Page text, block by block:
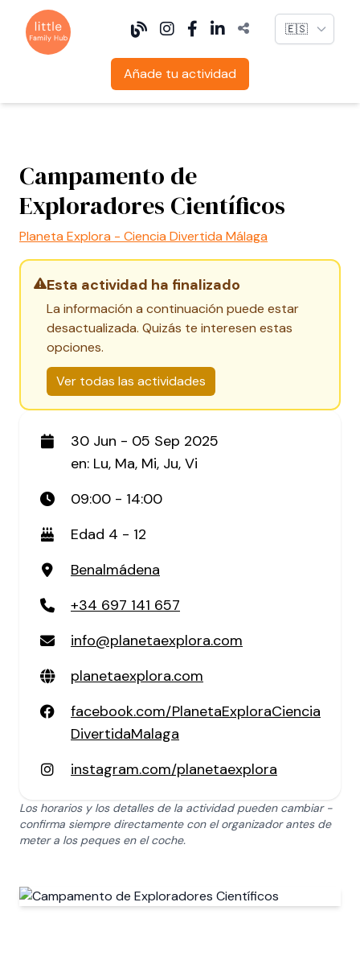
Language
Añade tu actividad
Campamento de
Exploradores Científicos
Planeta Explora - Ciencia Divertida Málaga
Esta actividad ha finalizado
La información a continuación puede estar
desactualizada. Quizás te interesen estas
opciones.
Ver todas las actividades
30 Jun - 05 Sep 2025
en: Lu, Ma, Mi, Ju, Vi
09:00 - 14:00
Edad 4 - 12
Benalmádena
+34 697 141 657
info@planetaexplora.com
planetaexplora.com
facebook.com/PlanetaExploraCiencia
DivertidaMalaga
instagram.com/planetaexplora
Los horarios y los detalles de la actividad pueden cambiar -
confirma siempre directamente con el organizador antes de
meter a los peques en el coche.